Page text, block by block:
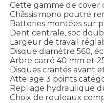
Cette gamme de cover
Châssis mono poutre
Batteries montées sur
Dent centrale, soc
Largeur de travail
Disque diamètre 560,
Arbre carré 40 mm et
Disques crantés avant
Attelage 3 points
Repliage hydraulique
Choix de rouleaux